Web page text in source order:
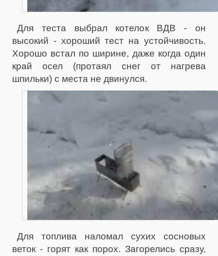
Для теста выбрал котелок ВДВ - он
высокий - хороший тест на устойчивость.
Хорошо встал по ширине, даже когда один
край осел (протаял снег от нагрева
шпильки) с места не двинулся.
Для топлива наломал сухих сосновых
веток - горят как порох. Загорелись сразу,